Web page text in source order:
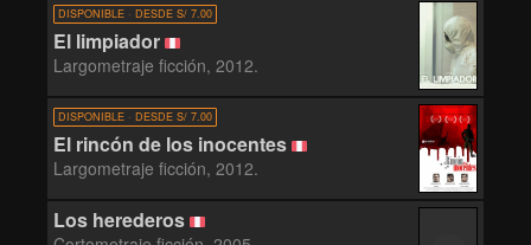
DISPONIBLE · DESDE S/ 7.00
El limpiador
Largometraje ficción, 2012.
DISPONIBLE · DESDE S/ 7.00
El rincón de los inocentes
Largometraje ficción, 2012.
Los herederos